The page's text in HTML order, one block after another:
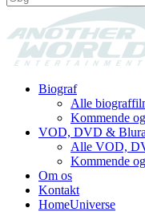
Biograf
Alle
Kommende
VOD, DVD &
Alle VOD,
Kommende
Om os
Kontakt
HomeUniverse